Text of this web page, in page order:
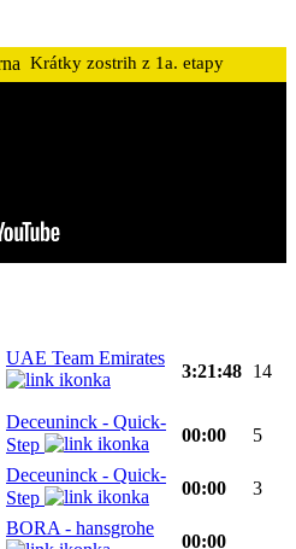
Krátky zostrih z 1a. etapy
UAE Team Emirates
3:21:48 14
Deceuninck - Quick-
Step
00:00 5
Deceuninck - Quick-
Step
00:00 3
BORA - hansgrohe
00:00